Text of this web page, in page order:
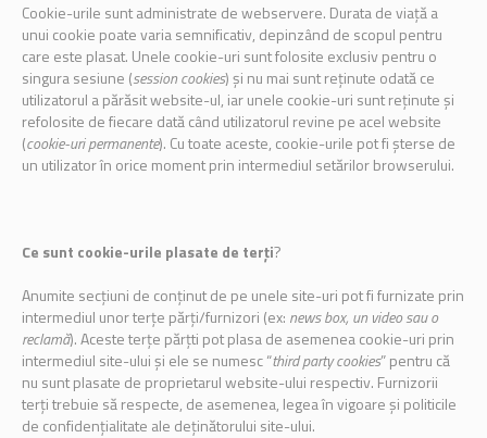
Cookie-urile sunt administrate de webservere. Durata de viață a
unui cookie poate varia semnificativ, depinzând de scopul pentru
care este plasat. Unele cookie-uri sunt folosite exclusiv pentru o
singura sesiune (session cookies) și nu mai sunt reținute odată ce
utilizatorul a părăsit website-ul, iar unele cookie-uri sunt reținute și
refolosite de fiecare dată când utilizatorul revine pe acel website
(cookie-uri permanente). Cu toate aceste, cookie-urile pot fi șterse de
un utilizator în orice moment prin intermediul setărilor browserului.
Ce sunt cookie-urile plasate de terți?
Anumite secțiuni de conținut de pe unele site-uri pot fi furnizate prin
intermediul unor terțe părți/furnizori (ex: news box, un video sau o
reclamă). Aceste terțe părțti pot plasa de asemenea cookie-uri prin
intermediul site-ului și ele se numesc “third party cookies” pentru că
nu sunt plasate de proprietarul website-ului respectiv. Furnizorii
terți trebuie să respecte, de asemenea, legea în vigoare și politicile
de confidențialitate ale deținătorului site-ului.